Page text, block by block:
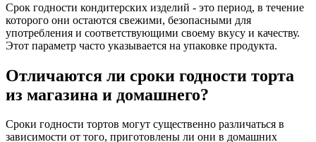
Срок годности кондитерских изделий - это период, в течение
которого они остаются свежими, безопасными для
употребления и соответствующими своему вкусу и качеству.
Этот параметр часто указывается на упаковке продукта.
Отличаются ли сроки годности торта
из магазина и домашнего?
Сроки годности тортов могут существенно различаться в
зависимости от того, приготовлены ли они в домашних